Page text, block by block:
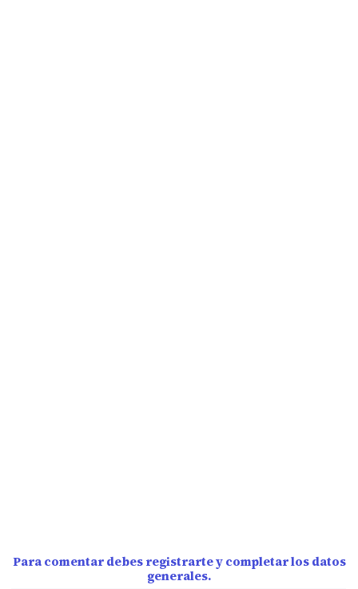
Para comentar debes registrarte y completar los datos
generales.